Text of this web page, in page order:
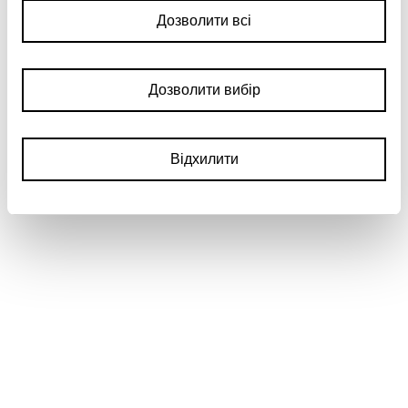
Дозволити всі
Дозволити вибір
Відхилити